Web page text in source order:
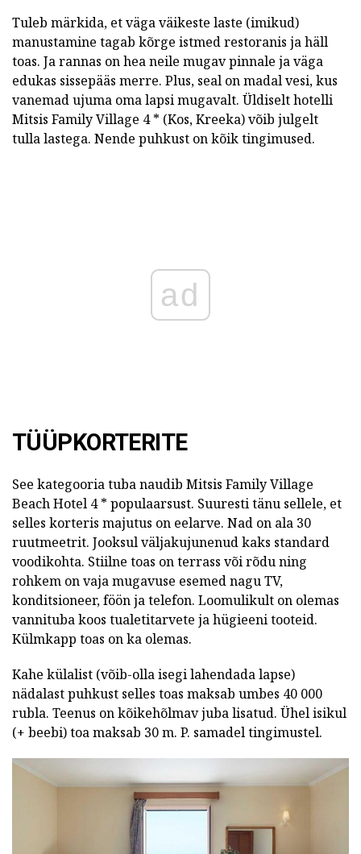
Tuleb märkida, et väga väikeste laste (imikud)
manustamine tagab kõrge istmed restoranis ja häll
toas. Ja rannas on hea neile mugav pinnale ja väga
edukas sissepääs merre. Plus, seal on madal vesi, kus
vanemad ujuma oma lapsi mugavalt. Üldiselt hotelli
Mitsis Family Village 4 * (Kos, Kreeka) võib julgelt
tulla lastega. Nende puhkust on kõik tingimused.
ad
TÜÜPKORTERITE
See kategooria tuba naudib Mitsis Family Village
Beach Hotel 4 * populaarsust. Suuresti tänu sellele, et
selles korteris majutus on eelarve. Nad on ala 30
ruutmeetrit. Jooksul väljakujunenud kaks standard
voodikohta. Stiilne toas on terrass või rõdu ning
rohkem on vaja mugavuse esemed nagu TV,
konditsioneer, föön ja telefon. Loomulikult on olemas
vannituba koos tualetitarvete ja hügieeni tooteid.
Külmkapp toas on ka olemas.
Kahe külalist (võib-olla isegi lahendada lapse)
nädalast puhkust selles toas maksab umbes 40 000
rubla. Teenus on kõikehõlmav juba lisatud. Ühel isikul
(+ beebi) toa maksab 30 m. P. samadel tingimustel.